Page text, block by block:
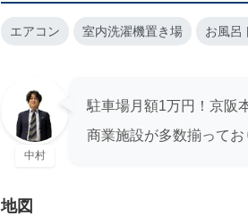
エアコン 室内洗濯機置き場 お風呂
中村
駐車場月額1万円！京
商業施設が多数揃って
地図